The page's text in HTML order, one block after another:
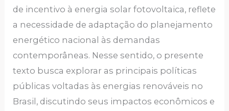
de incentivo à energia solar fotovoltaica, reflete
a necessidade de adaptação do planejamento
energético nacional às demandas
contemporâneas. Nesse sentido, o presente
texto busca explorar as principais políticas
públicas voltadas às energias renováveis no
Brasil, discutindo seus impactos econômicos e